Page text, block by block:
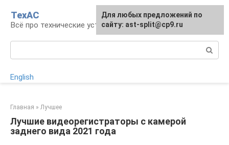
контенту
ТехАС
Всё про технические устройства
English
Главная » Лучшее
Лучшие видеорегистраторы с камерой
заднего вида 2021 года
Для любых предложений по
сайту: ast-split@cp9.ru